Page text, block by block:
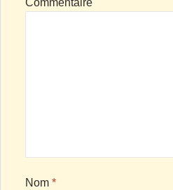
Commentaire
Nom *